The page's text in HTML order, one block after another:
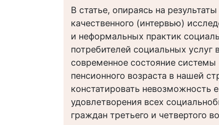
В статье, опираясь на
качественного (интервью)
и неформальных практик
потребителей социальных услуг
современное состояние
пенсионного возраста в нашей
констатировать невозможность
удовлетворения всех
граждан третьего и четвертого